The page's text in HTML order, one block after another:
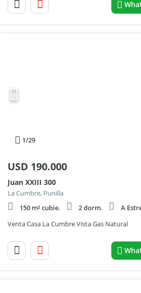
1/29
USD 190.000
Juan XXIII 300
La Cumbre, Punilla
150 m² cubie.
2 dorm.
A
Venta Casa La Cumbre Vista Gas Natural